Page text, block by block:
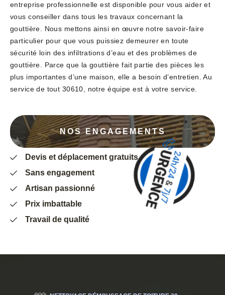
entreprise professionnelle est disponible pour vous aider et
vous conseiller dans tous les travaux concernant la
gouttière. Nous mettons ainsi en œuvre notre savoir-faire
particulier pour que vous puissiez demeurer en toute
sécurité loin des infiltrations d’eau et des problèmes de
gouttière. Parce que la gouttière fait partie des pièces les
plus importantes d’une maison, elle a besoin d’entretien. Au
service de tout 30610, notre équipe est à votre service.
NOS ENGAGEMENTS
Devis et déplacement gratuits
Sans engagement
Artisan passionné
Prix imbattable
Travail de qualité